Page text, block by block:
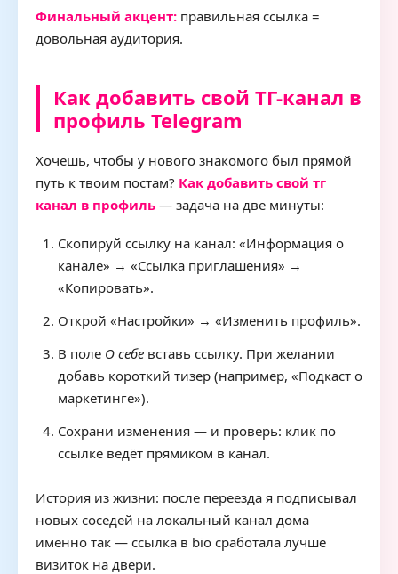
Финальный акцент: правильная ссылка =
довольная аудитория.
Как добавить свой ТГ-канал в
профиль Telegram
Хочешь, чтобы у нового знакомого был прямой
путь к твоим постам? Как добавить свой тг
канал в профиль — задача на две минуты:
Скопируй ссылку на канал: «Информация о
канале» → «Ссылка приглашения» →
«Копировать».
Открой «Настройки» → «Изменить профиль».
В поле О себе вставь ссылку. При желании
добавь короткий тизер (например, «Подкаст о
маркетинге»).
Сохрани изменения — и проверь: клик по
ссылке ведёт прямиком в канал.
История из жизни: после переезда я подписывал
новых соседей на локальный канал дома
именно так — ссылка в bio сработала лучше
визиток на двери.